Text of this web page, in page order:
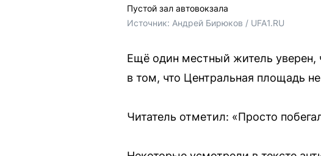
Пустой зал автовокзала
Источник: Андрей Бирюков / UFA1.RU
Ещё один местный житель уверен,
в том, что Центральная площадь
Читатель отметил: «Просто